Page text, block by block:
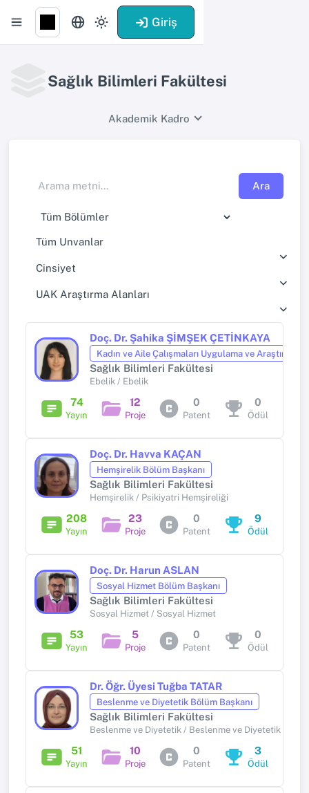
Giriş
Sağlık Bilimleri Fakültesi
Akademik Kadro
Ara
Tüm Unvanlar
Cinsiyet
UAK Araştırma Alanları
Doç. Dr. Şahika ŞİMŞEK ÇETİNKAYA
Kadın ve Aile Çalışmaları Uygulama ve Araştırma
Sağlık Bilimleri Fakültesi
Ebelik / Ebelik
74
Yayın
12
Proje
0
Patent
0
Ödül
Doç. Dr. Havva KAÇAN
Hemşirelik Bölüm Başkanı
Sağlık Bilimleri Fakültesi
Hemşirelik / Psikiyatri Hemşireliği
208
Yayın
23
Proje
0
Patent
9
Ödül
Doç. Dr. Harun ASLAN
Sosyal Hizmet Bölüm Başkanı
Sağlık Bilimleri Fakültesi
Sosyal Hizmet / Sosyal Hizmet
53
Yayın
5
Proje
0
Patent
0
Ödül
Dr. Öğr. Üyesi Tuğba TATAR
Beslenme ve Diyetetik Bölüm Başkanı
Sağlık Bilimleri Fakültesi
Beslenme ve Diyetetik / Beslenme ve Diyetetik
51
Yayın
10
Proje
0
Patent
3
Ödül